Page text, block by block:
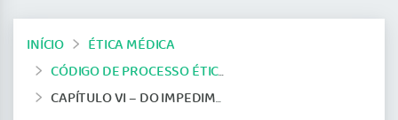
INÍCIO
ÉTICA MÉDICA
CÓDIGO DE PROCESSO ÉTICO-PROFISSIONAL (ATUAL)
CAPÍTULO VI – DO IMPEDIMENTO E DA SUSPEIÇÃO